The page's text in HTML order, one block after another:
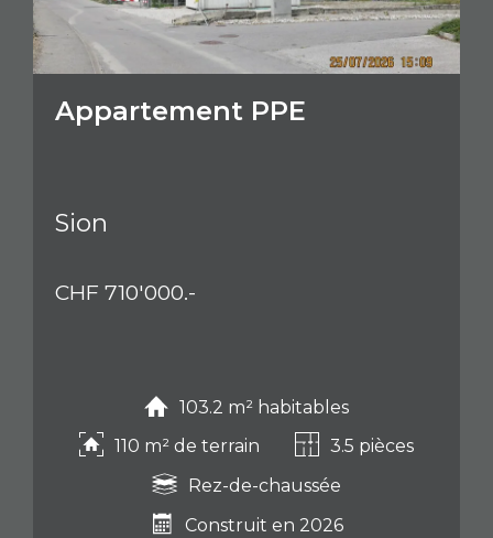
Appartement PPE
Sion
CHF 710'000.-
103.2 m² habitables
110 m² de terrain
3.5 pièces
Rez-de-chaussée
Construit en 2026